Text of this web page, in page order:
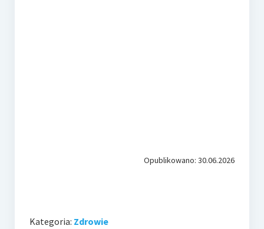
Opublikowano: 30.06.2026
Kategoria: Zdrowie